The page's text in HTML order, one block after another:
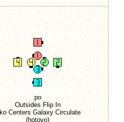
po
Outsides Flip In
Centers Galaxy Circulate
(hotovo)